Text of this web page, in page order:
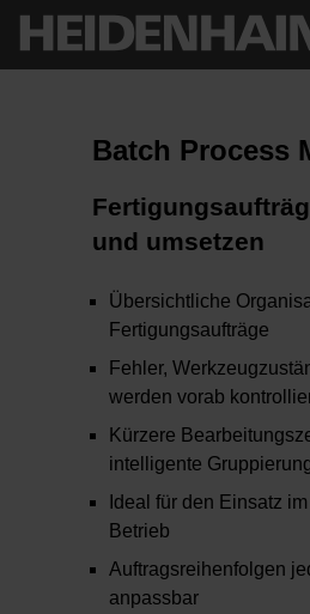
Batch Process
und umsetzen
Übersichtliche
Fertigungsaufträge
Fehler,
werden vorab
Kürzere
intelligente
Ideal für den Einsatz
Betrieb
Auftragsreihenfolgen
anpassbar